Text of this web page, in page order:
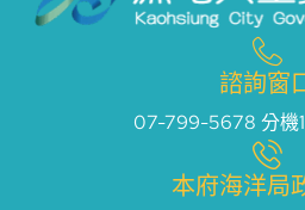
諮詢窗
07-799-5678 分機
本府海洋局